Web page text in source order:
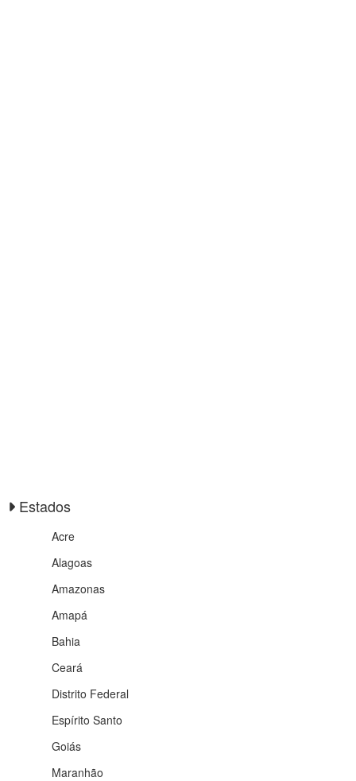
Estados
Acre
Alagoas
Amazonas
Amapá
Bahia
Ceará
Distrito Federal
Espírito Santo
Goiás
Maranhão